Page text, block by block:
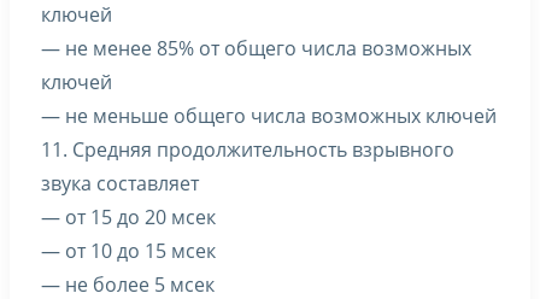
ключей
— не менее 85% от общего числа возможных
ключей
— не меньше общего числа возможных ключей
11. Средняя продолжительность взрывного
звука составляет
— от 15 до 20 мсек
— от 10 до 15 мсек
— не более 5 мсек